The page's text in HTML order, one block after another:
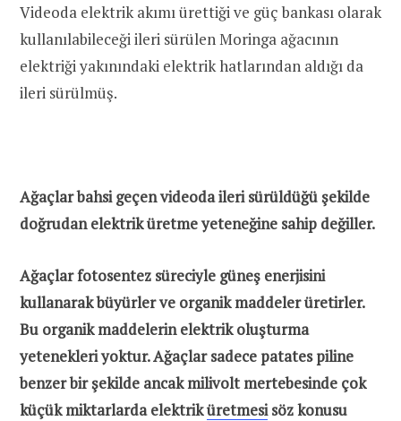
Videoda elektrik akımı ürettiği ve güç bankası olarak
kullanılabileceği ileri sürülen Moringa ağacının
elektriği yakınındaki elektrik hatlarından aldığı da
ileri sürülmüş.
Ağaçlar bahsi geçen videoda ileri sürüldüğü şekilde
doğrudan elektrik üretme yeteneğine sahip değiller.
Ağaçlar fotosentez süreciyle güneş enerjisini
kullanarak büyürler ve organik maddeler üretirler.
Bu organik maddelerin elektrik oluşturma
yetenekleri yoktur. Ağaçlar sadece patates piline
benzer bir şekilde ancak milivolt mertebesinde çok
küçük miktarlarda elektriküretmesisöz konusu